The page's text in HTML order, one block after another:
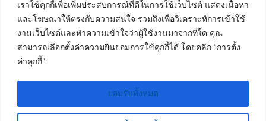
เราใช้คุกกี้เพื่อเพิ่มประสบการณ์ที่ดีในการใช้เว็บไซต์ แสดงเนื้อหา
และโฆษณาให้ตรงกับความสนใจ รวมถึงเพื่อวิเคราะห์การเข้าใช้
งานเว็บไซต์และทำความเข้าใจว่าผู้ใช้งานมาจากที่ใด คุณ
สามารถเลือกตั้งค่าความยินยอมการใช้คุกกี้ได้ โดยคลิก “การตั้ง
ค่าคุกกี้”
ยอมรับทั้งหมด